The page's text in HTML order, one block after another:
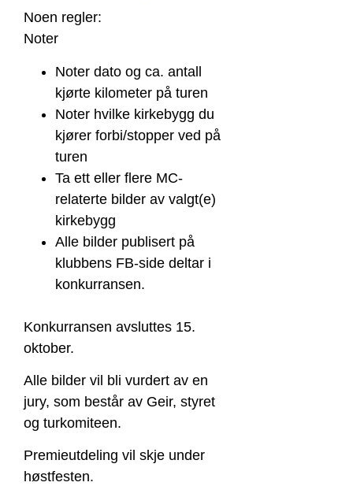
Noen regler:
Noter
Noter dato og ca. antall
kjørte kilometer på turen
Noter hvilke kirkebygg du
kjører forbi/stopper ved på
turen
Ta ett eller flere MC-
relaterte bilder av valgt(e)
kirkebygg
Alle bilder publisert på
klubbens FB-side deltar i
konkurransen.
Konkurransen avsluttes 15.
oktober.
Alle bilder vil bli vurdert av en
jury, som består av Geir, styret
og turkomiteen.
Premieutdeling vil skje under
høstfesten.